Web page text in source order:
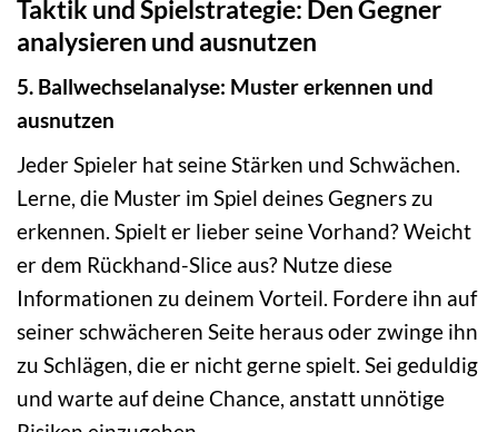
Taktik und Spielstrategie: Den Gegner
analysieren und ausnutzen
5. Ballwechselanalyse: Muster erkennen und
ausnutzen
Jeder Spieler hat seine Stärken und Schwächen.
Lerne, die Muster im Spiel deines Gegners zu
erkennen. Spielt er lieber seine Vorhand? Weicht
er dem Rückhand-Slice aus? Nutze diese
Informationen zu deinem Vorteil. Fordere ihn auf
seiner schwächeren Seite heraus oder zwinge ihn
zu Schlägen, die er nicht gerne spielt. Sei geduldig
und warte auf deine Chance, anstatt unnötige